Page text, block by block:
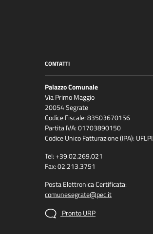
CONTATTI
Palazzo Comunale
Via Primo Maggio
20054 Segrate
Codice Fiscale: 83503670156
Partita IVA: 01703890150
Codice Unico Fatturazione (IPA):
Tel: +39.02.269.021
Fax: 02.213.3751
Posta Elettronica Certificata:
comunesegrate@pec.it
Pronto URP